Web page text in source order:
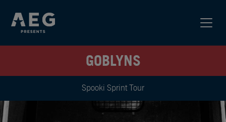
GOBLYNS
Spooki Sprint Tour